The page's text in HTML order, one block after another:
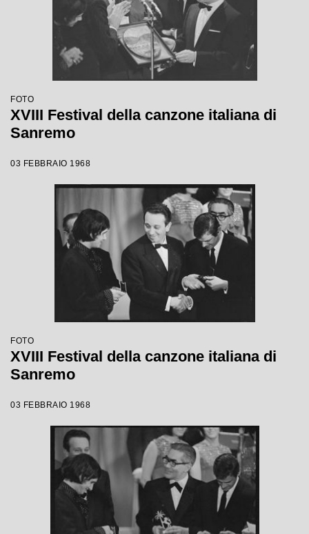
FOTO
XVIII Festival della canzone italiana di
Sanremo
03 FEBBRAIO 1968
FOTO
XVIII Festival della canzone italiana di
Sanremo
03 FEBBRAIO 1968